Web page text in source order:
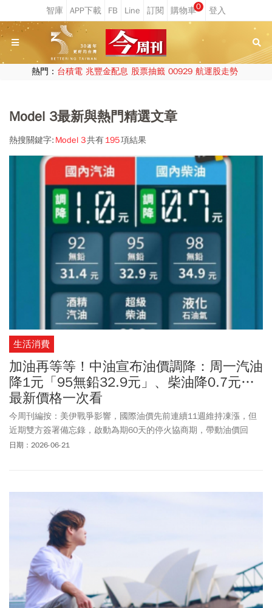
0
熱門： 台積電 兆豐金配息 股票抽籤 00929 航運股走勢
Model 3最新與熱門精選文章
熱搜關鍵字: Model 3共有195項結果
生活消費
加油再等等！中油宣布油價調降：周一汽油
降1元「95無鉛32.9元」、柴油降0.7元…
最新價格一次看
今周刊編按：美伊戰爭影響，國際油價先前連續11週維持凍漲，但
近期雙方簽署備忘錄，啟動為期60天的停火協商期，帶動油價回
落。布蘭特原油從4月底每桶127美元高點回檔，至6/19已下跌至80
日期：2026-06-21